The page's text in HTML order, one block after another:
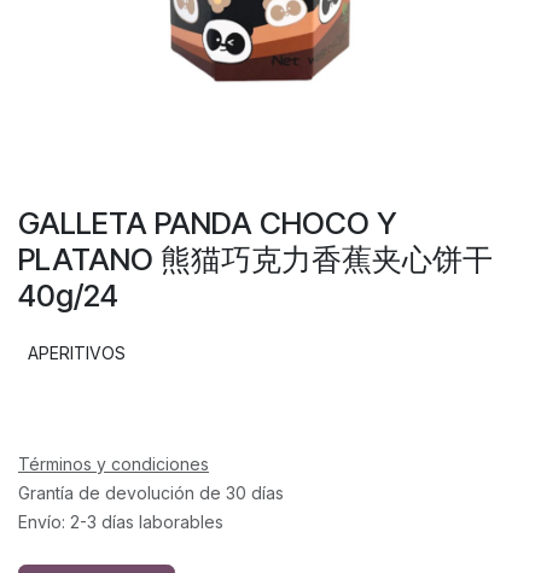
GALLETA PANDA CHOCO Y
PLATANO 熊猫巧克力香蕉夹心饼干
40g/24
APERITIVOS
Términos y condiciones
Grantía de devolución de 30 días
Envío: 2-3 días laborables